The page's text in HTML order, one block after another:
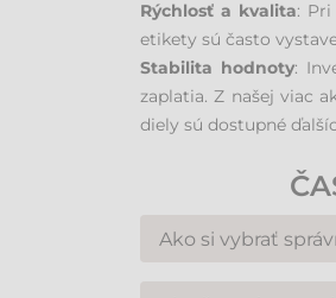
Rýchlosť a kvalita:
etikety sú často
Stabilita hodnoty:
zaplatia. Z našej viac
diely sú dostupné
Ako si vybrať